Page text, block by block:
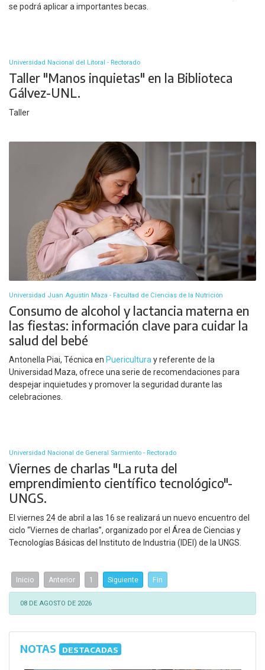
se podrá aplicar a importantes becas.
Universidad Nacional del Litoral - Rectorado
Taller "Manos inquietas" en la Biblioteca
Gálvez-UNL.
Taller
Universidad Juan Agustín Maza - Facultad de Ciencias de la Nutrición
Consumo de alcohol y lactancia materna en
las fiestas: información clave para cuidar la
salud del bebé
Antonella Piai, Técnica en Puericultura y referente de la
Universidad Maza, ofrece una serie de recomendaciones para
despejar inquietudes y promover la seguridad durante las
celebraciones.
Universidad Nacional de General Sarmiento - Rectorado
Viernes de charlas "La ruta del
emprendimiento científico tecnológico"-
UNGS.
El viernes 24 de abril a las 16 se realizará un nuevo encuentro del
ciclo “Viernes de charlas”, organizado por el Área de Ciencias y
Tecnologías Básicas del Instituto de Industria (IDEI) de la UNGS.
Inicio Anterior 1 Siguiente Fin
08 DE AGOSTO DE 2026
NOTAS DESTACADAS